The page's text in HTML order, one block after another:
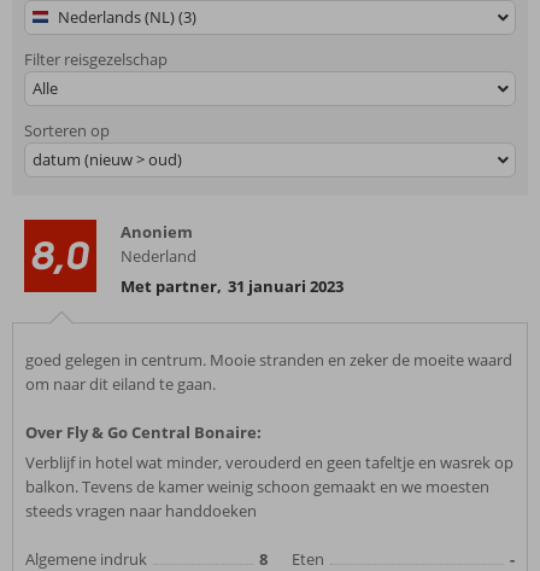
Nederlands (NL) (3)
Filter reisgezelschap
Alle
Sorteren op
datum (nieuw > oud)
8,0
Anoniem
Nederland
Met partner, 31 januari 2023
goed gelegen in centrum. Mooie stranden en zeker de moeite waard
om naar dit eiland te gaan.
Over Fly & Go Central Bonaire:
Verblijf in hotel wat minder, verouderd en geen tafeltje en wasrek op
balkon. Tevens de kamer weinig schoon gemaakt en we moesten
steeds vragen naar handdoeken
Algemene indruk
8
Eten
-